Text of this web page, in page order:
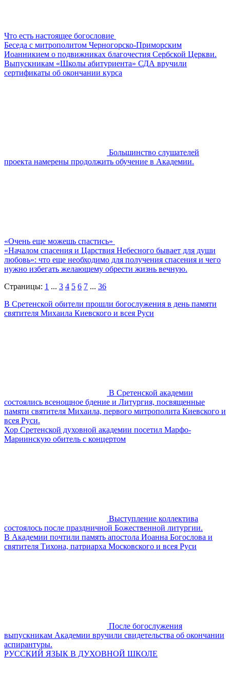
Что есть настоящее богословие
Беседа с митрополитом Черногорско-Приморским
Иоанникием о подвижниках благочестия Сербской Церкви.
Выпускникам «Школы абитуриента» СДА вручили
сертификаты об окончании курса
Большинство слушателей
проекта намерены продолжить обучение в Академии.
«Очень еще можешь спастись»
«Началом спасения и Царствия Небесного бывает для души
любовь»: что еще необходимо для получения спасения и чего
нужно избегать желающему обрести жизнь вечную.
Страницы: 1 ... 3 4 5 6 7 ... 36
В Сретенской обители прошли богослужения в день памяти
святителя Михаила Киевского и всея Руси
В Сретенской академии
состоялись всенощное бдение и Литургия, посвященные
памяти святителя Михаила, первого митрополита Киевского и
всея Руси.
Хор Сретенской духовной академии посетил Марфо-
Мариинскую обитель с концертом
Выступление коллектива
состоялось после праздничной Божественной литургии.
В Академии почтили память апостола Иоанна Богослова и
святителя Тихона, патриарха Московского и всея Руси
После богослужения
выпускникам Академии вручили свидетельства об окончании
аспирантуры.
РУССКИЙ ЯЗЫК В ДУХОВНОЙ ШКОЛЕ